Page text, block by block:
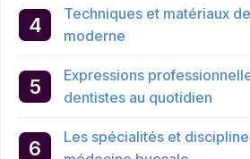
Techniques et matériaux
moderne
Expressions
dentistes au quotidien
Les spécialités et